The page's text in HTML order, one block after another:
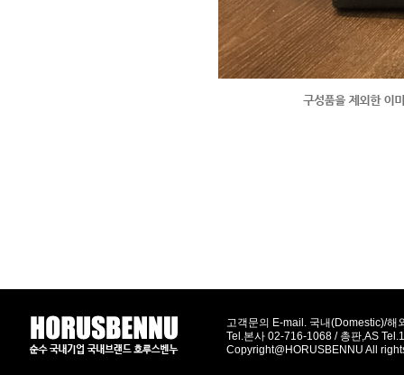
고객문의 E-mail. 국내(Domestic)/
Tel.본사 02-716-1068 / 총판,AS
Copyright@HORUSBENNU All